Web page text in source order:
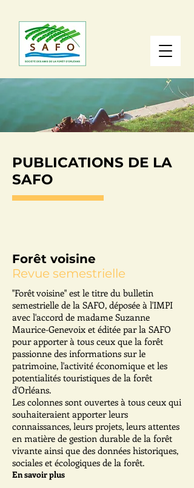
PUBLICATIONS DE LA
SAFO
Forêt voisine
Revue semestrielle
"Forêt voisine" est le titre du bulletin
semestrielle de la SAFO, déposée à l'IMPI
avec l'accord de madame Suzanne
Maurice-Genevoix et éditée par la SAFO
pour apporter à tous ceux que la forêt
passionne des informations sur le
patrimoine, l'activité économique et les
potentialités touristiques de la forêt
d'Orléans.
Les colonnes sont ouvertes à tous ceux qui
souhaiteraient apporterleurs
connaissances, leurs projets, leurs attentes
en matière de gestion durable de la forêt
vivante ainsi que des données historiques,
sociales et écologiques de la forêt.
En savoir plus